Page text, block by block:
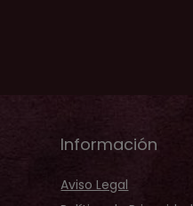
Información
Aviso Legal